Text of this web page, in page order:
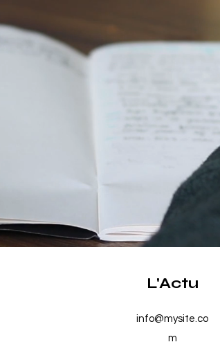
L'Actu
info@mysite.co
m